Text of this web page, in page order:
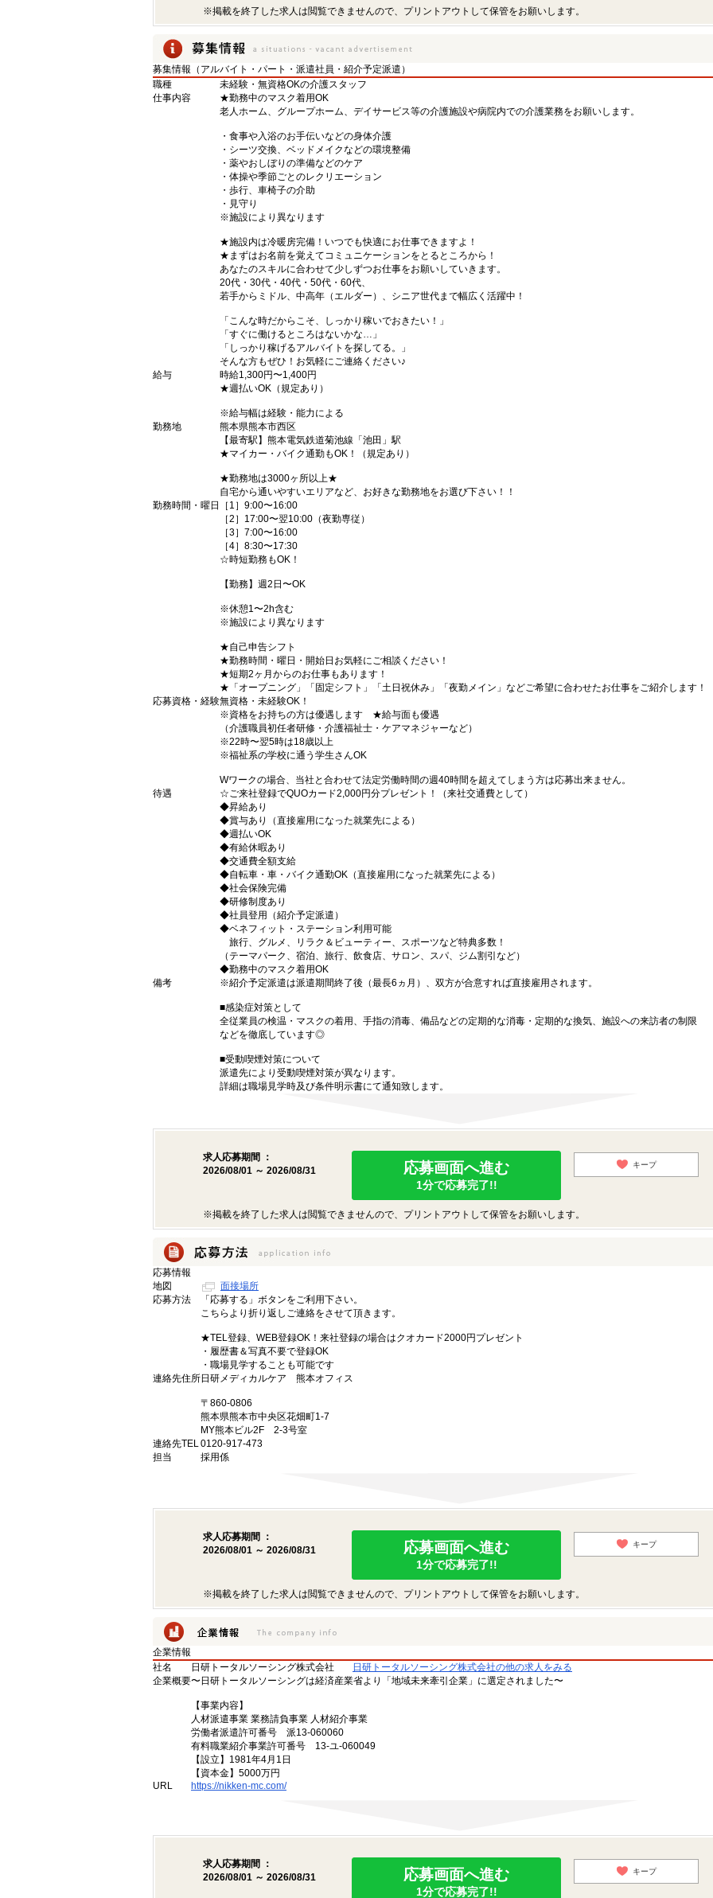
※掲載を終了した求人は閲覧できませんので、プリントアウトして保管をお願いします。
募集情報（アルバイト・パート・派遣社員・紹介予定派遣）
職種
未経験・無資格OKの介護スタッフ
仕事内容
★勤務中のマスク着用OK
老人ホーム、グループホーム、デイサービス等の介護施設や病院内での介護業務をお願いします。
・食事や入浴のお手伝いなどの身体介護
・シーツ交換、ベッドメイクなどの環境整備
・薬やおしぼりの準備などのケア
・体操や季節ごとのレクリエーション
・歩行、車椅子の介助
・見守り
※施設により異なります
★施設内は冷暖房完備！いつでも快適にお仕事できますよ！
★まずはお名前を覚えてコミュニケーションをとるところから！
あなたのスキルに合わせて少しずつお仕事をお願いしていきます。
20代・30代・40代・50代・60代、
若手からミドル、中高年（エルダー）、シニア世代まで幅広く活躍中！
「こんな時だからこそ、しっかり稼いでおきたい！」
「すぐに働けるところはないかな…」
「しっかり稼げるアルバイトを探してる。」
そんな方もぜひ！お気軽にご連絡ください♪
給与
時給1,300円〜1,400円
★週払いOK（規定あり）
※給与幅は経験・能力による
勤務地
熊本県熊本市西区
【最寄駅】熊本電気鉄道菊池線「池田」駅
★マイカー・バイク通勤もOK！（規定あり）
★勤務地は3000ヶ所以上★
自宅から通いやすいエリアなど、お好きな勤務地をお選び下さい！！
勤務時間・曜日
［1］9:00〜16:00
［2］17:00〜翌10:00（夜勤専従）
［3］7:00〜16:00
［4］8:30〜17:30
☆時短勤務もOK！
【勤務】週2日〜OK
※休憩1〜2h含む
※施設により異なります
★自己申告シフト
★勤務時間・曜日・開始日お気軽にご相談ください！
★短期2ヶ月からのお仕事もあります！
★「オープニング」「固定シフト」「土日祝休み」「夜勤メイン」などご希望に合わせたお仕事をご紹介します！
応募資格・経験無資格・未経験OK！
※資格をお持ちの方は優遇します ★給与面も優遇
（介護職員初任者研修・介護福祉士・ケアマネジャーなど）
※22時〜翌5時は18歳以上
※福祉系の学校に通う学生さんOK
Wワークの場合、当社と合わせて法定労働時間の週40時間を超えてしまう方は応募出来ません。
待遇
☆ご来社登録でQUOカード2,000円分プレゼント！（来社交通費として）
◆昇給あり
◆賞与あり（直接雇用になった就業先による）
◆週払いOK
◆有給休暇あり
◆交通費全額支給
◆自転車・車・バイク通勤OK（直接雇用になった就業先による）
◆社会保険完備
◆研修制度あり
◆社員登用（紹介予定派遣）
◆ベネフィット・ステーション利用可能
旅行、グルメ、リラク＆ビューティー、スポーツなど特典多数！
（テーマパーク、宿泊、旅行、飲食店、サロン、スパ、ジム割引など）
◆勤務中のマスク着用OK
備考
※紹介予定派遣は派遣期間終了後（最長6ヵ月）、双方が合意すれば直接雇用されます。
■感染症対策として
全従業員の検温・マスクの着用、手指の消毒、備品などの定期的な消毒・定期的な換気、施設への来訪者の制限
などを徹底しています◎
■受動喫煙対策について
派遣先により受動喫煙対策が異なります。
詳細は職場見学時及び条件明示書にて通知致します。
求人応募期間 ：
2026/08/01 ～ 2026/08/31
応募画面へ進む
1分で応募完了!!
キープ
※掲載を終了した求人は閲覧できませんので、プリントアウトして保管をお願いします。
応募情報
地図
面接場所
応募方法
「応募する」ボタンをご利用下さい。
こちらより折り返しご連絡をさせて頂きます。
★TEL登録、WEB登録OK！来社登録の場合はクオカード2000円プレゼント
・履歴書＆写真不要で登録OK
・職場見学することも可能です
連絡先住所日研メディカルケア 熊本オフィス
〒860-0806
熊本県熊本市中央区花畑町1-7
MY熊本ビル2F 2-3号室
連絡先TEL0120-917-473
担当
採用係
求人応募期間 ：
2026/08/01 ～ 2026/08/31
応募画面へ進む
1分で応募完了!!
キープ
※掲載を終了した求人は閲覧できませんので、プリントアウトして保管をお願いします。
企業情報
社名
日研トータルソーシング株式会社
日研トータルソーシング株式会社の他の求人をみる
企業概要〜日研トータルソーシングは経済産業省より「地域未来牽引企業」に選定されました〜
【事業内容】
人材派遣事業 業務請負事業 人材紹介事業
労働者派遣許可番号 派13-060060
有料職業紹介事業許可番号 13-ユ-060049
【設立】1981年4月1日
【資本金】5000万円
URL
https://nikken-mc.com/
求人応募期間 ：
2026/08/01 ～ 2026/08/31
応募画面へ進む
1分で応募完了!!
キープ